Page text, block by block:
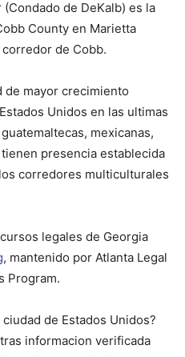
de DeKalb) es la
County en Marietta
de Cobb.
de mayor crecimiento
Unidos en las ultimas
mexicanas,
presencia establecida
corredores multiculturales
legales de Georgia
, mantenido por Atlanta Legal
Program.
de Estados Unidos?
informacion verificada